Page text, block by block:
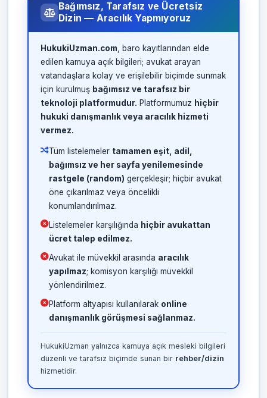
Bağımsız, Tarafsız ve Ücretsiz
Dizin — Aracılık Yapmıyoruz
HukukiUzman.com , baro kayıtlarından elde
edilen kamuya açık bilgileri; avukat arayan
vatandaşlara kolay ve erişilebilir biçimde sunmak
için kurulmuş bağımsız ve tarafsız bir
teknoloji platformudur. Platformumuz hiçbir
hukuki danışmanlık veya aracılık hizmeti
vermez.
Tüm listelemeler tamamen eşit, adil,
bağımsız ve her sayfa yenilemesinde
rastgele (random) gerçekleşir; hiçbir avukat
öne çıkarılmaz veya öncelikli
konumlandırılmaz.
Listelemeler karşılığında hiçbir avukattan
ücret talep edilmez.
Avukat ile müvekkil arasında aracılık
yapılmaz; komisyon karşılığı müvekkil
yönlendirilmez.
Platform altyapısı kullanılarak online
danışmanlık görüşmesi sağlanmaz.
HukukiUzman yalnızca kamuya açık mesleki bilgileri
düzenli ve tarafsız biçimde sunan bir rehber/dizin
hizmetidir.